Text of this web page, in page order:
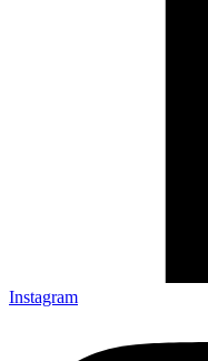
Instagram